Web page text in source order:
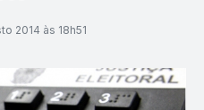
2014 às 18h51